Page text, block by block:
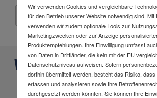
Zur Zeit nicht lieferbar
Weitere häufig gestellte
Husqvarna
Wir verwenden Cookies und vergleichbare
für den Betrieb unserer Website notwendig sind. Mit
verwenden wir zudem optionale Tools zur
Marketingzwecken oder zur Anzeige
Produktempfehlungen. Ihre Einwilligung umfasst
von Daten in Drittländer, die kein mit der EU
Datenschutzniveau aufweisen. Sofern
dorthin übermittelt werden, besteht das Risiko,
erfassen und analysieren sowie Ihre
durchgesetzt werden könnten. Sie können Ihre